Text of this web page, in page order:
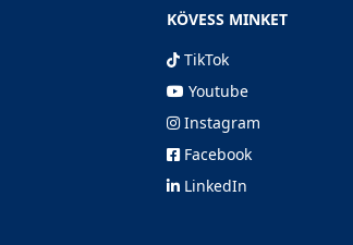
KÖVESS MINKET
TikTok
Youtube
Instagram
Facebook
LinkedIn